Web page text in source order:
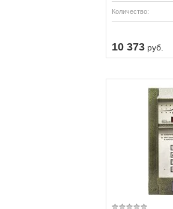
Количество:
10 373 руб.